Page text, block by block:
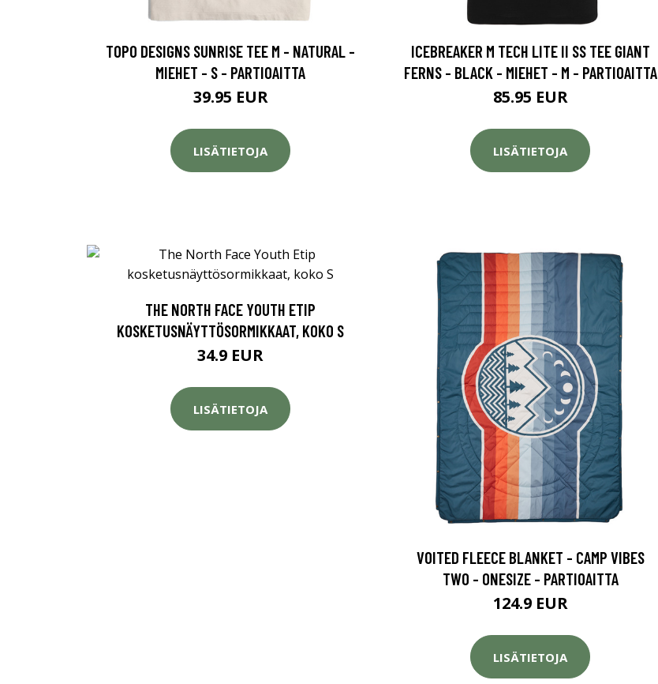
TOPO DESIGNS SUNRISE TEE M - NATURAL -
MIEHET - S - PARTIOAITTA
39.95 EUR
LISÄTIETOJA
ICEBREAKER M TECH LITE II SS TEE GIANT
FERNS - BLACK - MIEHET - M - PARTIOAITTA
85.95 EUR
LISÄTIETOJA
THE NORTH FACE YOUTH ETIP
KOSKETUSNÄYTTÖSORMIKKAAT, KOKO S
34.9 EUR
LISÄTIETOJA
VOITED FLEECE BLANKET - CAMP VIBES
TWO - ONESIZE - PARTIOAITTA
124.9 EUR
LISÄTIETOJA